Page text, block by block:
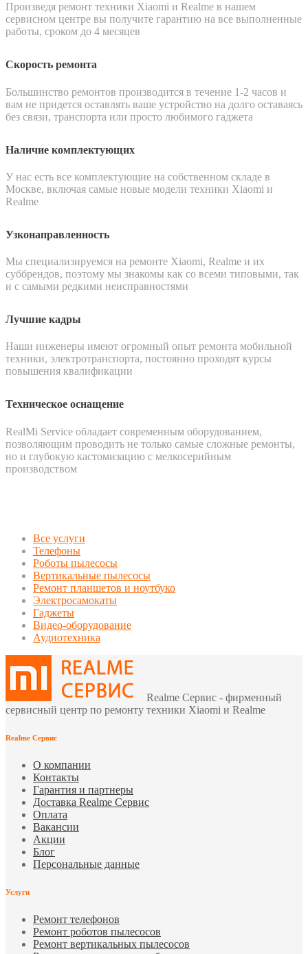
Произведя ремонт техники Xiaomi и Realme в нашем
сервисном центре вы получите гарантию на все выполненные
работы, сроком до 4 месяцев
Скорость ремонта
Большинство ремонтов производится в течение 1-2 часов и
вам не придется оставлять ваше устройство на долго оставаясь
без связи, транспорта или просто любимого гаджета
Наличие комплектующих
У нас есть все комплектующие на собственном складе в
Москве, включая самые новые модели техники Xiaomi и
Realme
Узконаправленность
Мы специализируемся на ремонте Xiaomi, Realme и их
суббрендов, поэтому мы знакомы как со всеми типовыми, так
и с самыми редкими неисправностями
Лучшие кадры
Наши инженеры имеют огромный опыт ремонта мобильной
техники, электротранспорта, постоянно проходят курсы
повышения квалификации
Техническое оснащение
RealMi Service обладает современным оборудованием,
позволяющим проводить не только самые сложные ремонты,
но и глубокую кастомизацию с мелкосерийным
производством
Все услуги
Телефоны
Роботы пылесосы
Вертикальные пылесосы
Ремонт планшетов и ноутбуко
Электросамокаты
Гаджеты
Видео-оборудование
Аудиотехника
Realme Сервис - фирменный
сервисный центр по ремонту техники Xiaomi и Realme
Realme Сервис
О компании
Контакты
Гарантия и партнеры
Доставка Realme Сервис
Оплата
Вакансии
Акции
Блог
Персональные данные
Услуги
Ремонт телефонов
Ремонт роботов пылесосов
Ремонт вертикальных пылесосов